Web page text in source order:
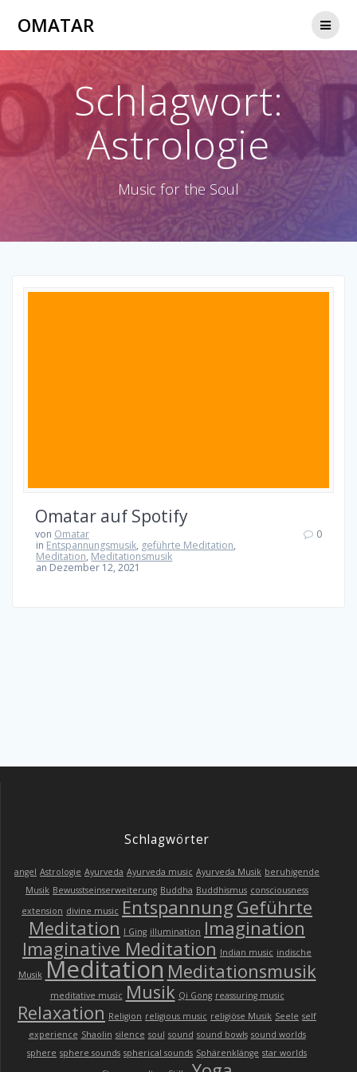
OMATAR
Schlagwort:
Astrologie
Music for the Soul
Omatar auf Spotify
von Omatar
in Entspannungsmusik, geführte Meditation,
Meditation, Meditationsmusik
an Dezember 12, 2021
0
Schlagwörter
angel Astrologie Ayurveda Ayurveda music Ayurveda Musik beruhigende
Musik Bewusstseinserweiterung Buddha Buddhismus consciousness
extension divine music Entspannung Geführte
Meditation I Ging illumination Imagination
Imaginative Meditation Indian music indische
Musik Meditation Meditationsmusik
meditative music Musik Qi Gong reassuring music
Relaxation Religion religious music religiöse Musik Seele self
experience Shaolin silence soul sound sound bowls sound worlds
sphere sphere sounds spherical sounds Sphärenklänge star worlds